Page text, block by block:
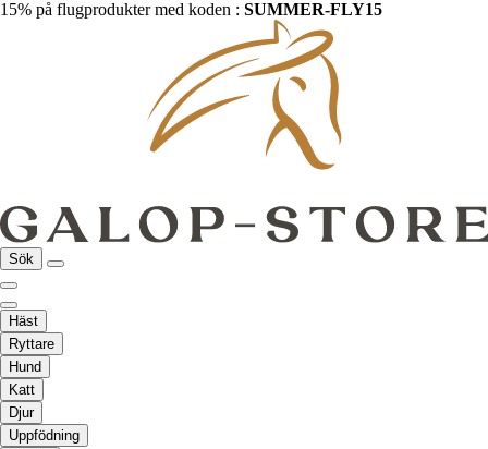
15% på flugprodukter med koden : SUMMER-FLY15
Sök
Häst
Ryttare
Hund
Katt
Djur
Uppfödning